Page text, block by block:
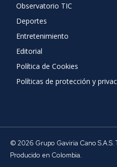
Observatorio TIC
Deportes
Entretenimiento
Editorial
Política de Cookies
Políticas de protección y
© 2026 Grupo Gaviria Cano S.A.S.
Producido en Colombia.